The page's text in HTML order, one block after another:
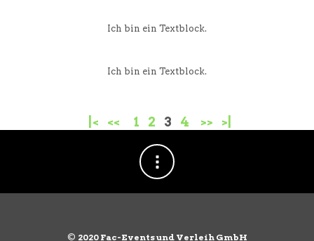
Ich bin ein Textblock.
Ich bin ein Textblock.
|< << 1 2 3 4 >> >|
© 2020 Fac-Events und Verleih GmbH